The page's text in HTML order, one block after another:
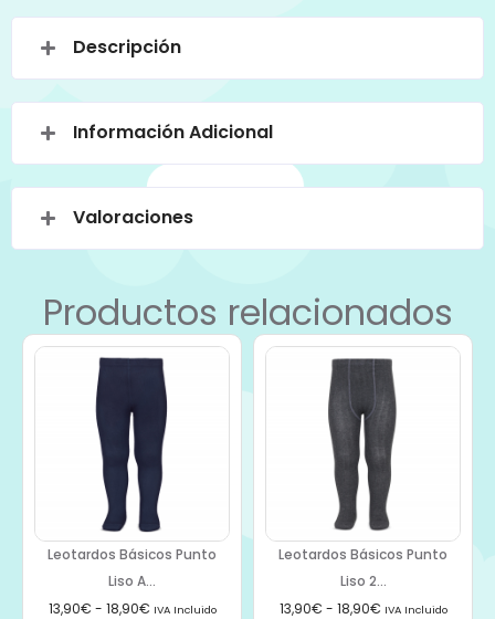
Descripción
Información Adicional
Valoraciones
Productos relacionados
Leotardos Básicos Punto
Liso A...
13,90€ - 18,90€ IVA Incluido
Leotardos Básicos Punto
Liso 2...
13,90€ - 18,90€ IVA Incluido